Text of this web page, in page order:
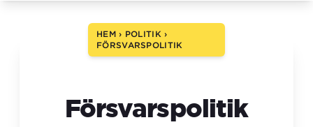
HEM› POLITIK ›
FÖRSVARSPOLITIK
Försvarspolitik